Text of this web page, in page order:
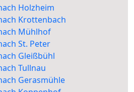
Holzheim
Krottenbach
Mühlhof
St. Peter
Gleißbühl
Tullnau
Gerasmühle